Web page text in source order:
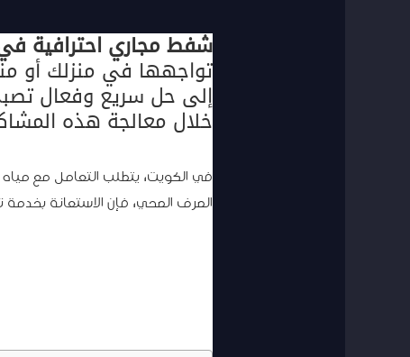
شفط مجاري احترافية
تواجهها في منزلك أو
إلى حل سريع وفعال
خلال معالجة هذه
في الكويت، يتطلب التعامل مع
الصرف الصحي، فإن الاستعانة